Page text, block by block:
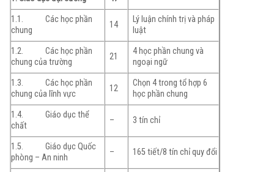
1.1. Các học phần
chung
14
Lý luận chính trị và pháp
luật
1.2. Các học phần
chung của trường
21
4 học phần chung và
ngoại ngữ
1.3. Các học phần
chung của lĩnh vực
12
Chọn 4 trong tổ hợp 6
học phần chung
1.4. Giáo dục thể
chất
– 3 tín chỉ
1.5. Giáo dục Quốc
phòng – An ninh
– 165 tiết/8 tín chỉ quy đổi